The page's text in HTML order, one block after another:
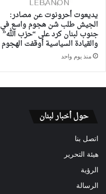
يديعوت أحرونوت عن مصادر:
الجيش طلب شن هجوم واسع في
جنوب لبنان كرد على “حزب الله”
والقيادة السياسية أوقفت الهجوم
منذ يوم واحد
حول أخبار لبنان
اتصل بنا
هيئة التحرير
الرؤية
الرسالة